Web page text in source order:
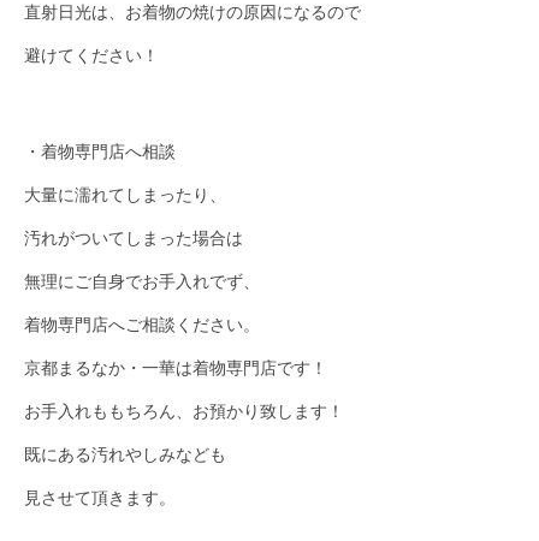
直射日光は、お着物の焼けの原因になるので
避けてください！
・着物専門店へ相談
大量に濡れてしまったり、
汚れがついてしまった場合は
無理にご自身でお手入れでず、
着物専門店へご相談ください。
京都まるなか・一華は着物専門店です！
お手入れももちろん、お預かり致します！
既にある汚れやしみなども
見させて頂きます。